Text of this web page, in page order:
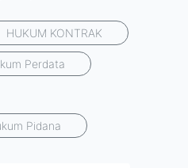
HUKUM KONTRAK
Perdata
Pidana